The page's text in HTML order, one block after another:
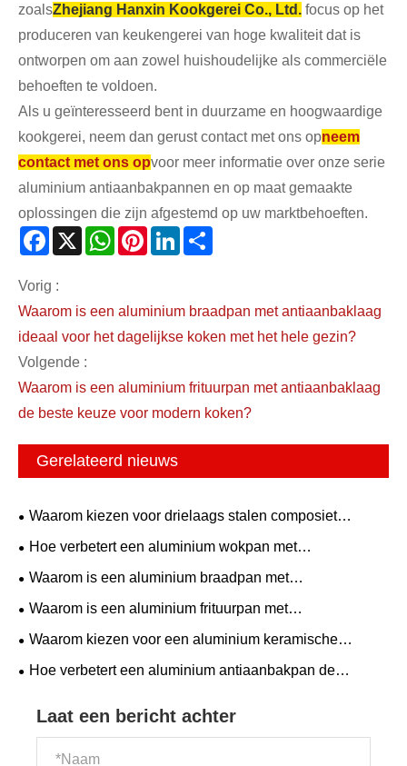
zoalsZhejiang Hanxin Kookgerei Co., Ltd. focus op het
produceren van keukengerei van hoge kwaliteit dat is
ontworpen om aan zowel huishoudelijke als commerciële
behoeften te voldoen.
Als u geïnteresseerd bent in duurzame en hoogwaardige
kookgerei, neem dan gerust contact met ons opneem
contact met ons opvoor meer informatie over onze serie
aluminium antiaanbakpannen en op maat gemaakte
oplossingen die zijn afgestemd op uw marktbehoeften.
Facebook
X WhatsApp
PinterestLinkedIn
Vorig :
Waarom is een aluminium braadpan met antiaanbaklaag
ideaal voor het dagelijkse koken met het hele gezin?
Volgende :
Waarom is een aluminium frituurpan met antiaanbaklaag
de beste keuze voor modern koken?
Gerelateerd nieuws
Waarom kiezen voor drielaags stalen composiet
antiaanbakpannen voor moderne keukens?
Hoe verbetert een aluminium wokpan met
antiaanbaklaag en cd-bodem de roerbakprestaties?
Waarom is een aluminium braadpan met
antiaanbaklaag ideaal voor het dagelijkse koken met het
Waarom is een aluminium frituurpan met
antiaanbaklaag de beste keuze voor modern koken?
Waarom kiezen voor een aluminium keramische
keukengereiset voor modern koken?
Hoe verbetert een aluminium antiaanbakpan de
Laat een bericht achter